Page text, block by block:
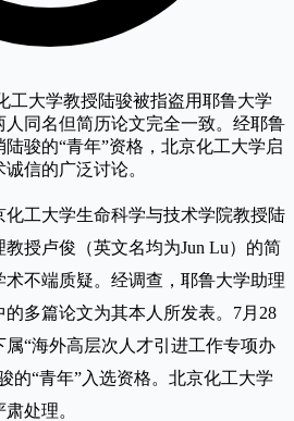
工大学教授陆骏被指盗用耶鲁大学
人同名但简历论文完全一致。经耶鲁
骏的“青年”资格，北京化工大学启
信的广泛讨论。
工大学生命科学与技术学院教授陆
授卢俊（英文名均为Jun Lu）的简
术不端质疑。经调查，耶鲁大学助理
多篇论文为其本人所发表。7月28
属“海外高层次人才引进工作专项办
的“青年”入选资格。北京化工大学
处理。